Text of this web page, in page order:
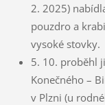
2. 2025)
pouzdro a
vysoké stovky.
5. 10. proběhl
Konečného –
v Plzni (u